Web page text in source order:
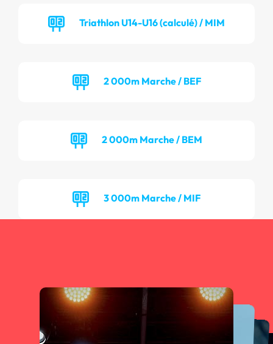
Triathlon U14-U16 (calculé) / MIM
2 000m Marche / BEF
2 000m Marche / BEM
3 000m Marche / MIF